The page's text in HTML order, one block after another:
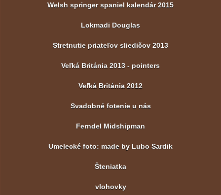
Welsh springer spaniel kalendár 2015
Lokmadi Douglas
Stretnutie priateľov sliedičov 2013
Veľká Británia 2013 - pointers
Veľká Británia 2012
Svadobné fotenie u nás
Ferndel Midshipman
Umelecké foto: made by Lubo Sardik
Šteniatka
vlohovky